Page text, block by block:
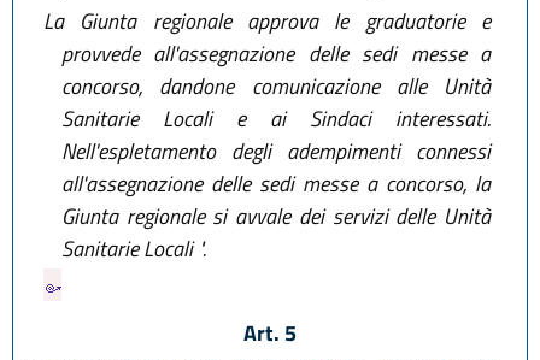
La Giunta regionale approva le graduatorie e
provvede all'assegnazione delle sedi messe a
concorso, dandone comunicazione alle Unità
Sanitarie Locali e ai Sindaci interessati.
Nell'espletamento degli adempimenti connessi
all'assegnazione delle sedi messe a concorso, la
Giunta regionale si avvale dei servizi delle Unità
Sanitarie Locali ".
Art. 5